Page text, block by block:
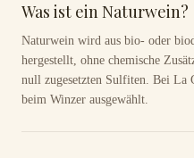
Was ist ein Naturwein?
Naturwein wird aus bio- oder
hergestellt, ohne chemische
null zugesetzten Sulfiten. Bei
beim Winzer ausgewählt.